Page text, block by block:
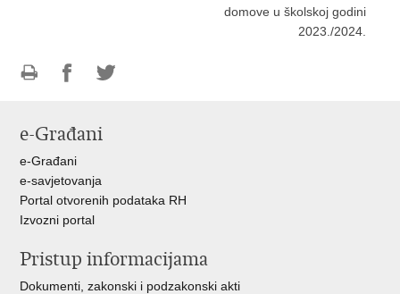
domove u školskoj godini
2023./2024.
FacebookuTwitteru
e-Građani
e-Građani
e-savjetovanja
Portal otvorenih podataka RH
Izvozni portal
Pristup informacijama
Dokumenti, zakonski i podzakonski akti